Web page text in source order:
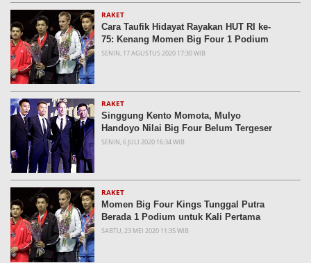
RAKET
Cara Taufik Hidayat Rayakan HUT RI ke-
75: Kenang Momen Big Four 1 Podium
SENIN, 17 AGUSTUS 2020 17:30 WIB
RAKET
Singgung Kento Momota, Mulyo
Handoyo Nilai Big Four Belum Tergeser
SENIN, 6 JULI 2020 16:34 WIB
RAKET
Momen Big Four Kings Tunggal Putra
Berada 1 Podium untuk Kali Pertama
SABTU, 23 MEI 2020 11:35 WIB